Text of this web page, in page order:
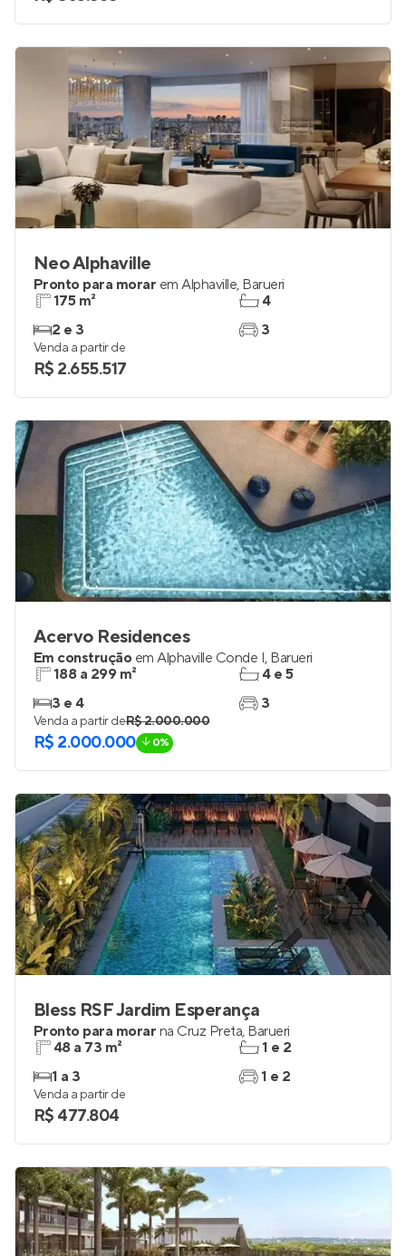
Neo Alphaville
Pronto para morar em Alphaville, Barueri
175 m²
2 e 3
4
3
Venda a partir de
R$ 2.655.517
Acervo Residences
Em construção em Alphaville Conde I, Barueri
188 a 299 m²
3 e 4
4 e 5
3
Venda a partir deR$ 2.000.000
R$ 2.000.000 0%
Bless RSF Jardim Esperança
Pronto para morar na Cruz Preta, Barueri
48 a 73 m²
1 a 3
1 e 2
1 e 2
Venda a partir de
R$ 477.804